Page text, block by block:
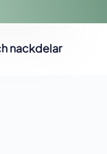
nackdelar